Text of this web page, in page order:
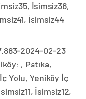
İsimsiz36,
İsimsiz44
2024-02-23
, Patıka,
Yolu, Yeniköy İç
İsimsiz12,